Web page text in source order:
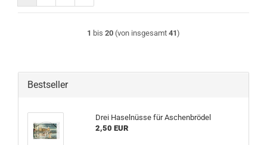
1 bis 20 (von insgesamt 41)
Bestseller
Drei Haselnüsse für Aschenbrödel
2,50 EUR